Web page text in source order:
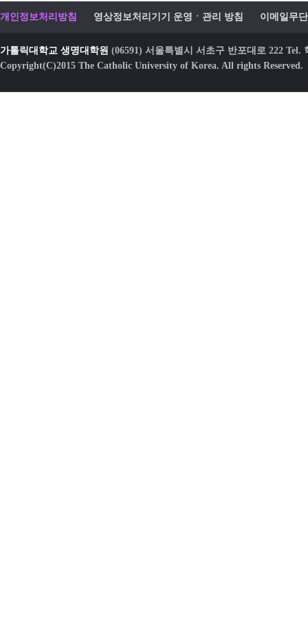
개인정보처리방침 영상정보처리기기 운영ㆍ관리 방침 이메일무
가톨릭대학교 생명대학원 (06591) 서울특별시 서초구 반포대로 222 Tel.
Copyright(C)2015 The Catholic University of Korea. All rights Reserved.